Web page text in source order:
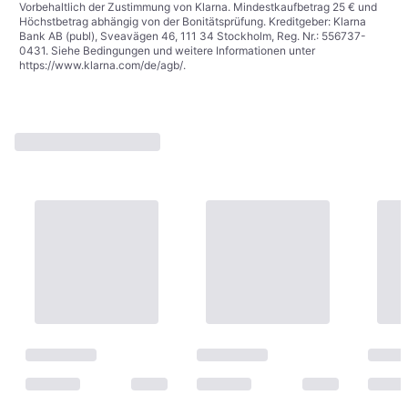
Vorbehaltlich der Zustimmung von Klarna. Mindestkaufbetrag 25 € und
Höchstbetrag abhängig von der Bonitätsprüfung. Kreditgeber: Klarna
Bank AB (publ), Sveavägen 46, 111 34 Stockholm, Reg. Nr.: 556737-
0431. Siehe Bedingungen und weitere Informationen unter
https://www.klarna.com/de/agb/.